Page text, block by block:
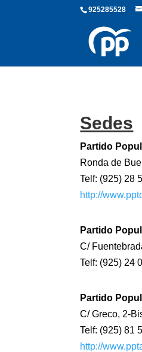
925285528
Sedes
Partido
Ronda de
Telf: (925) 28
http://
Partido
C/
Telf: (925) 24
Partido
C/ Greco, 2-
Telf: (925) 81
http://